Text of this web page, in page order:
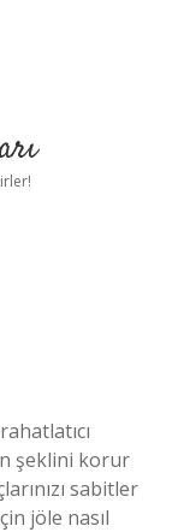
şeklini korur
sabitler
jöle nasıl